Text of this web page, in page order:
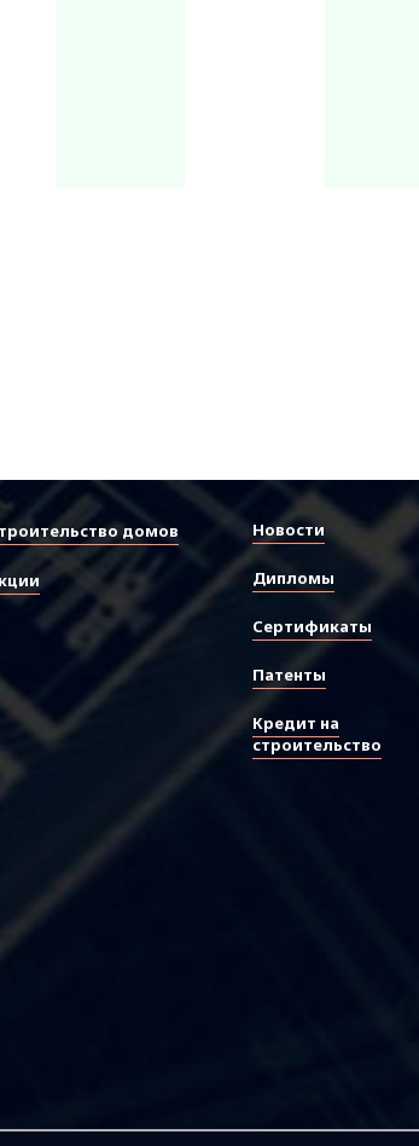
домов Новости
Дипломы
Сертификаты
Патенты
Кредит на
строительство